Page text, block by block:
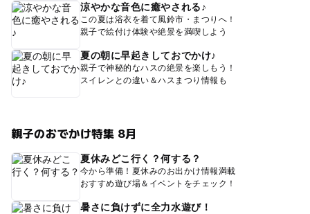
涼やかな音色に癒やされる♪
この夏は浴衣を着て風鈴市・まつりへ！
親子で絵付け体験や絶景を満喫しよう
夏の朝に早起きしておでかけ♪
親子で神秘的なハスの絶景を楽しもう！
スイレンとの違い＆ハスまつり情報も
親子のおでかけ特集 8月
夏休みどこ行く？何する？
今から準備！夏休みのお出かけ情報満載
おすすめ遊び場＆イベントをチェック！
暑さに負けずに全力水遊び！